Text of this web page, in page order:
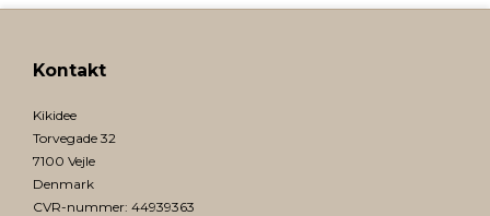
Kontakt
Kikidee
Torvegade 32
7100 Vejle
Denmark
CVR-nummer: 44939363